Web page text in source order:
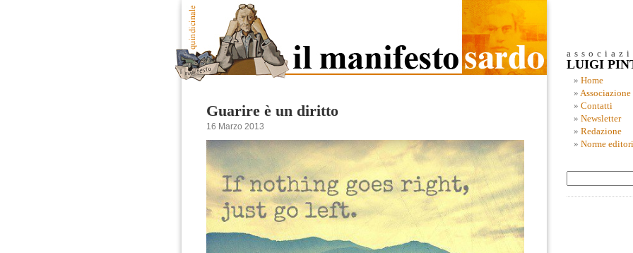
Guarire è un diritto
16 Marzo 2013
LUIGI
Home
Associazione
Contatti
Newsletter
Redazione
Norme